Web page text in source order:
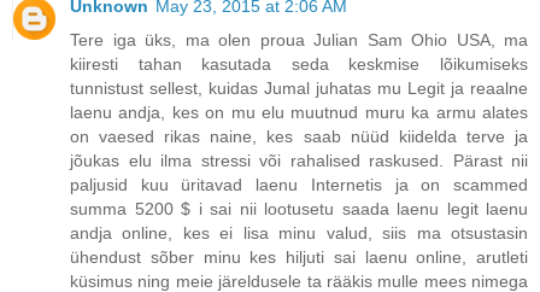
Unknown May 23, 2015 at 2:06 AM
Tere iga üks, ma olen proua Julian Sam Ohio USA, ma
kiiresti tahan kasutada seda keskmise lõikumiseks
tunnistust sellest, kuidas Jumal juhatas mu Legit ja reaalne
laenu andja, kes on mu elu muutnud muru ka armu alates
on vaesed rikas naine, kes saab nüüd kiidelda terve ja
jõukas elu ilma stressi või rahalised raskused. Pärast nii
paljusid kuu üritavad laenu Internetis ja on scammed
summa 5200 $ i sai nii lootusetu saada laenu legit laenu
andja online, kes ei lisa minu valud, siis ma otsustasin
ühendust sõber minu kes hiljuti sai laenu online, arutleti
küsimus ning meie järeldusele ta rääkis mulle mees nimega